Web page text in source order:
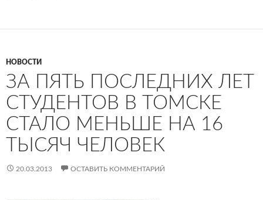
НОВОСТИ
ЗА ПЯТЬ ПОСЛЕДНИХ ЛЕТ
СТУДЕНТОВ В ТОМСКЕ
СТАЛО МЕНЬШЕ НА 16
ТЫСЯЧ ЧЕЛОВЕК
20.03.2013 ОСТАВИТЬ КОММЕНТАРИЙ